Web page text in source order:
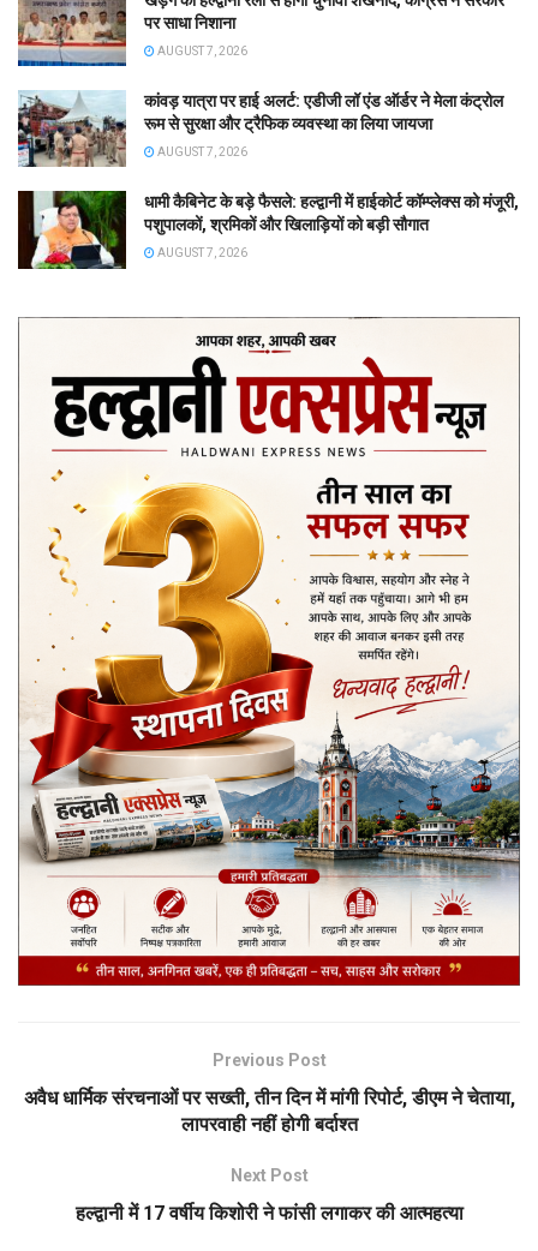
पर साधा निशाना
AUGUST 7, 2026
कांवड़ यात्रा पर हाई अलर्ट: एडीजी लॉ एंड ऑर्डर ने मेला कंट्रोल
रूम से सुरक्षा और ट्रैफिक व्यवस्था का लिया जायजा
AUGUST 7, 2026
धामी कैबिनेट के बड़े फैसले: हल्द्वानी में हाईकोर्ट कॉम्प्लेक्स को मंजूरी,
पशुपालकों, श्रमिकों और खिलाड़ियों को बड़ी सौगात
AUGUST 7, 2026
Previous Post
अवैध धार्मिक संरचनाओं पर सख्ती, तीन दिन में मांगी रिपोर्ट, डीएम ने चेताया,
लापरवाही नहीं होगी बर्दाश्त
Next Post
हल्द्वानी में 17 वर्षीय किशोरी ने फांसी लगाकर की आत्महत्या